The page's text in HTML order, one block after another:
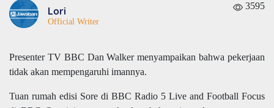
Lori
Official Writer
3595
Presenter TV BBC Dan Walker menyampaikan bahwa pekerjaan
tidak akan mempengaruhi imannya.
Tuan rumah edisi Sore di BBC Radio 5 Live and Football Focus